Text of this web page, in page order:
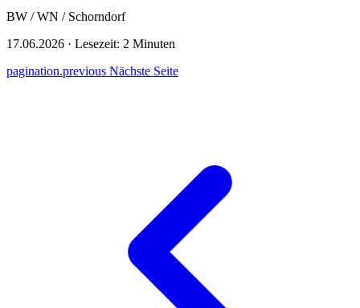
BW / WN / Schorndorf
17.06.2026 · Lesezeit: 2 Minuten
pagination.previous Nächste Seite